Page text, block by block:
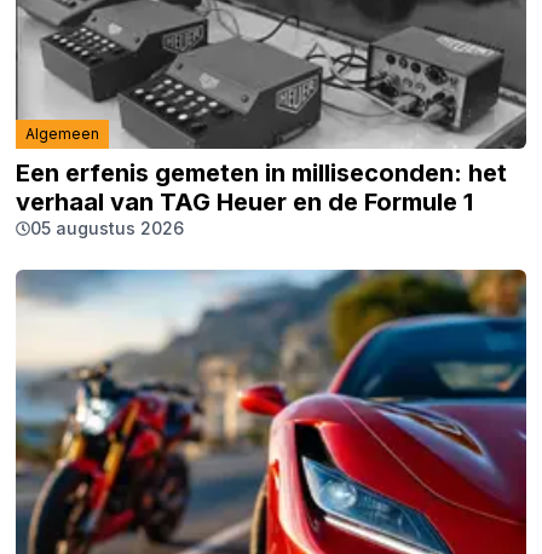
Algemeen
Een erfenis gemeten in milliseconden: het
verhaal van TAG Heuer en de Formule 1
05 augustus 2026